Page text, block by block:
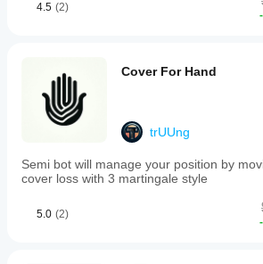
4.5 (2)
Cover For Hand
trUUng
Semi bot will manage your position by
cover loss with 3 martingale style
5.0 (2)